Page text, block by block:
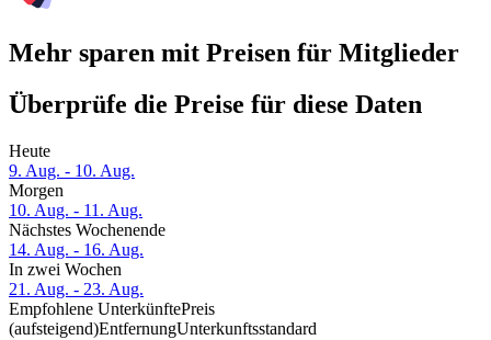
Mehr sparen mit Preisen für Mitglieder
Überprüfe die Preise für diese Daten
Heute
9. Aug. - 10. Aug.
Morgen
10. Aug. - 11. Aug.
Nächstes Wochenende
14. Aug. - 16. Aug.
In zwei Wochen
21. Aug. - 23. Aug.
Empfohlene UnterkünftePreis
(aufsteigend)EntfernungUnterkunftsstandard